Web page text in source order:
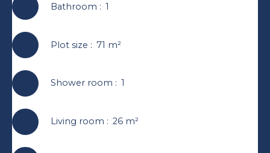
Bathroom : 1
Plot size : 71 m²
Shower room : 1
Living room : 26 m²